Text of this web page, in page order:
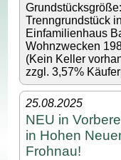
Trenngrundstück
Einfamilienhaus
Wohnzwecken
(Kein Keller
zzgl. 3,57%
25.08.2025
NEU in
in Hohen
Frohnau!